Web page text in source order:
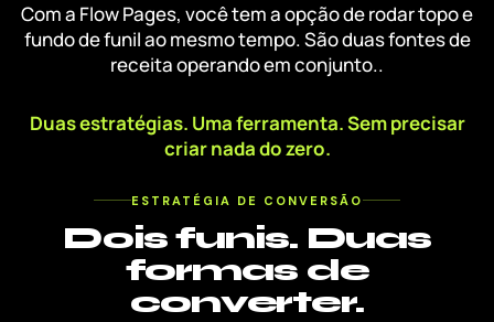
Com a Flow Pages, você tem a opção de rodar topo e
fundo de funil ao mesmo tempo. São duas fontes de
receita operando em conjunto..
Duas estratégias. Uma ferramenta. Sem precisar
criar nada do zero.
ESTRATÉGIA DE CONVERSÃO
Dois funis. Duas
formas de
converter.